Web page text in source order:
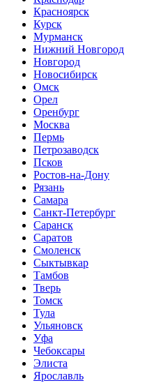
Красноярск
Курск
Мурманск
Нижний Новгород
Новгород
Новосибирск
Омск
Орел
Оренбург
Москва
Пермь
Петрозаводск
Псков
Ростов-на-Дону
Рязань
Самара
Санкт-Петербург
Саранск
Саратов
Смоленск
Сыктывкар
Тамбов
Тверь
Томск
Тула
Ульяновск
Уфа
Чебоксары
Элиста
Ярославль